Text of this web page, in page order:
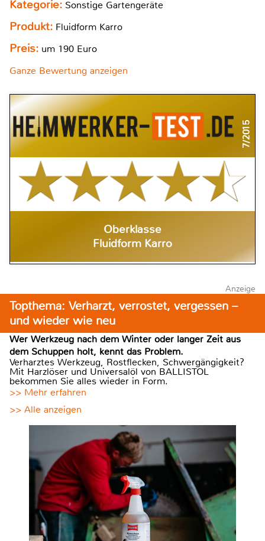
Kategorie: Sonstige Gartengeräte
Produkt: Fluidform Karro
Preis: um 190 Euro
Ganze Bewertung anzeigen
7/2015
Oberklasse
Fluidform Karro
Anzeige
Topthema: Verharzt, verrostet, vergessen –
und wieder wie neu
Wer Werkzeug nach dem Winter oder langer Zeit aus
dem Schuppen holt, kennt das Problem.
Verharztes Werkzeug, Rostflecken, Schwergängigkeit?
Mit Harzlöser und Universalöl von BALLISTOL
bekommen Sie alles wieder in Form.
>> Mehr erfahren
>> Alle anzeigen